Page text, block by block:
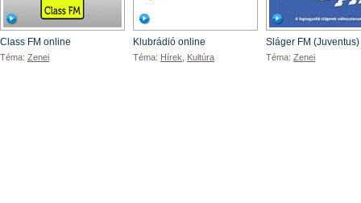
Class FM online
Téma: Zenei
Klubrádió online
Téma: Hírek Kultúra
Sláger FM (Juventus)
Téma: Zenei